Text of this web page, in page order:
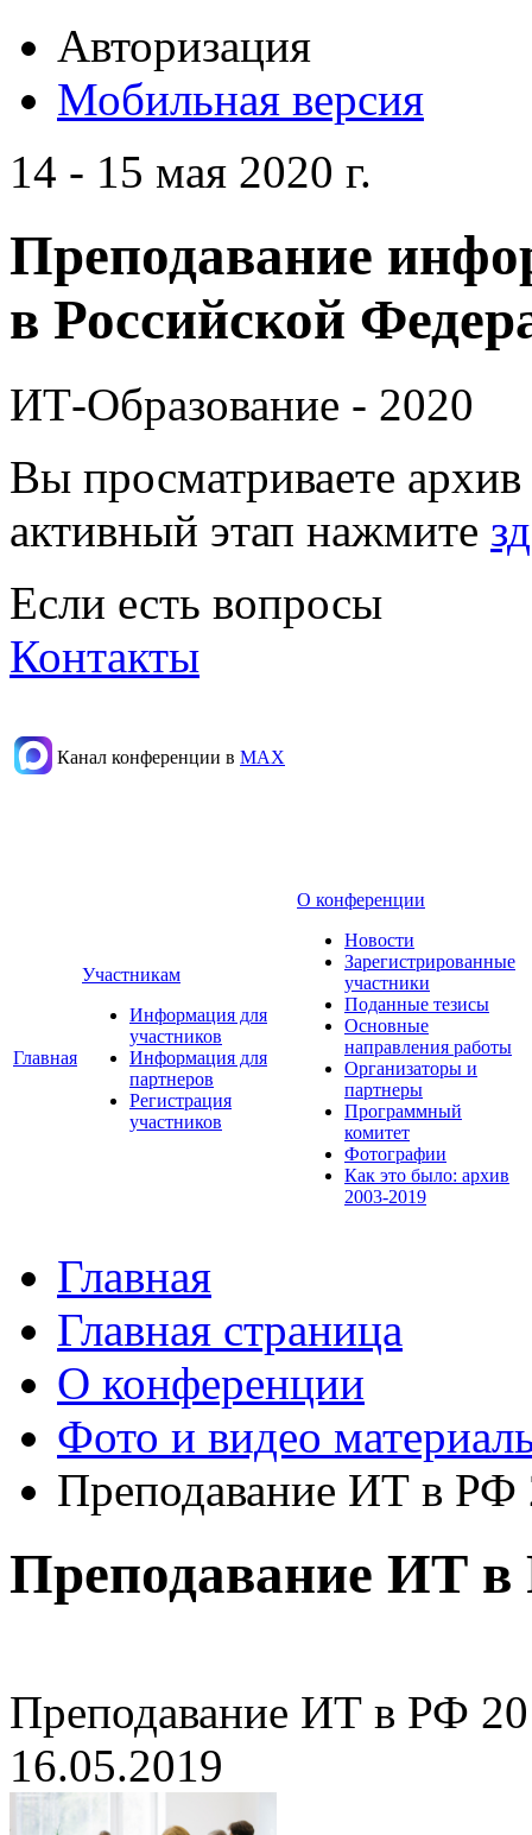
Авторизация
Мобильная версия
14 - 15 мая 2020 г.
Преподавание
в Российской
ИТ-Образование - 2020
Вы просматриваете
активный этап нажмите
Если есть вопросы
Контакты
Канал конференции в МАХ
Главная
Участникам
Информация для
участников
Информация для
партнеров
Регистрация
участников
О конференции
Новости
Зарегистрированные
участники
Поданные тезисы
Основные
направления работы
Организаторы и
партнеры
Программный
комитет
Фотографии
Как это было: архив
2003-2019
Главная
Главная страница
О конференции
Фото и видео
Преподавание ИТ в РФ
Преподавание ИТ в
Преподавание ИТ в РФ
16.05.2019